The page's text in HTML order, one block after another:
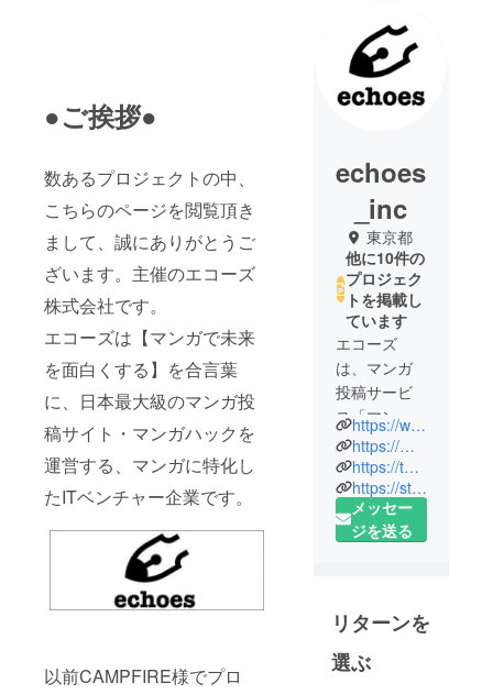
●ご挨拶●
数あるプロジェクトの中、
こちらのページを閲覧頂き
まして、誠にありがとうご
ざいます。主催のエコーズ
株式会社です。
エコーズは【マンガで未来
を面白くする】を合言葉
に、日本最大級のマンガ投
稿サイト・マンガハックを
運営する、マンガに特化し
たITベンチャー企業です。
以前CAMPFIRE様でプロ
echoes
_inc
東京都
他に10件の
プロジェク
トを掲載し
ています
エコーズ
は、マンガ
投稿サービ
ス「マンガ
ハック」、
電子出版
サービス
「マンガ
ハック
ア「クリエ
イターズ
VOICE」を
https://www.echoes.co.jp/
https://mangahack.com/
https://twitter.com/mangahack
https://store.mangahack.com/
メッセー
ジを送る
リターンを
選ぶ